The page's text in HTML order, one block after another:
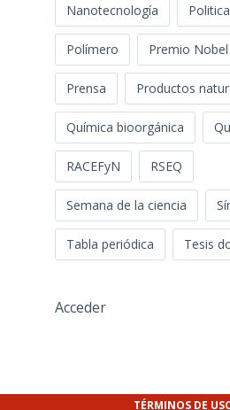
Nanotecnología
Polímero Premio Nobel
Prensa Productos
Química bioorgánica
RACEFyN RSEQ
Semana de la ciencia
Tabla periódica Tesis
Acceder
TÉRMINOS DE